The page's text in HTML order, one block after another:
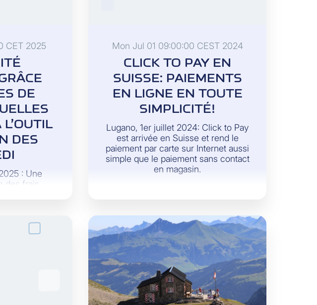
CET 2025
DE
DES
: Une
des frais
Mon Jul 01 09:00:00 CEST 2024
CLICK TO PAY EN
SUISSE: PAIEMENTS
EN LIGNE EN TOUTE
SIMPLICITÉ!
Lugano, 1er juillet 2024: Click to Pay
est arrivée en Suisse et rend le
paiement par carte sur Internet aussi
simple que le paiement sans contact
en magasin.